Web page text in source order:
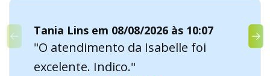
Tania Lins em 08/08/2026 às 10:07
"O atendimento da Isabelle foi
excelente. Indico."